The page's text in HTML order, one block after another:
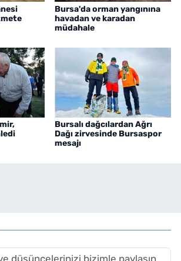
Bursa'da orman yangınına
havadan ve karadan
müdahale
Bursalı dağcılardan Ağrı
Dağı zirvesinde Bursaspor
mesajı